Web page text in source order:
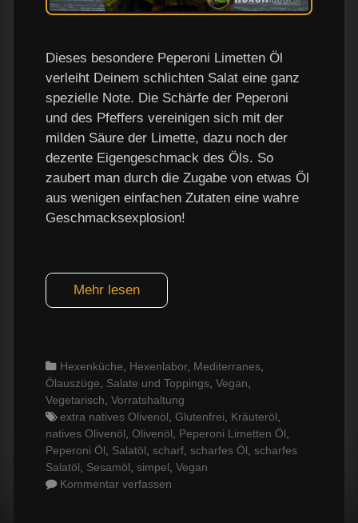
Dieses besondere Peperoni Limetten Öl
verleiht Deinem schlichten Salat eine ganz
spezielle Note. Die Schärfe der Peperoni
und des Pfeffers vereinigen sich mit der
milden Säure der Limette, dazu noch der
dezente Eigengeschmack des Öls. So
zaubert man durch die Zugabe von etwas Öl
aus wenigen einfachen Zutaten eine wahre
Geschmacksexplosion!
Mehr lesen
Categories
Hexenküche Hexenlabor, Mediterranes
Ölauszüge
Salate und Toppings Vegan
Vegetarisch Vorratshaltung
Tags
extra natives Olivenöl Glutenfrei Kräuteröl
natives Olivenöl Olivenöl Peperoni Limetten Öl
Peperoni Öl
Salatöl scharf scharfes Öl scharfes
Salatöl
Sesamöl simpel Vegan
Kommentar verfassen